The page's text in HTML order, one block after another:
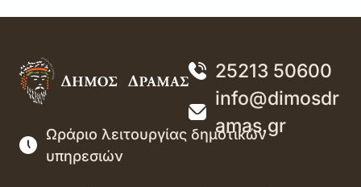
25213 50600
info@dimosdr
amas.gr
Ωράριο λειτουργίας δημοτικών
υπηρεσιών